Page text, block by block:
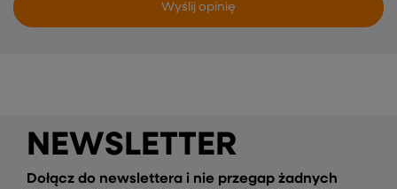
Wyślij opinię
NEWSLETTER
Dołącz do newslettera i nie przegap żadnych